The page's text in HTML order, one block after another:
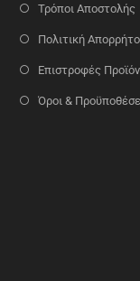
Τρόποι Αποστολής
Πολιτική
Επιστροφές
Όροι &